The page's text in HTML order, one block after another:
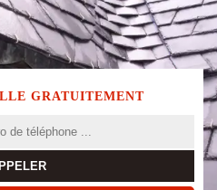
GRATUITEMENT